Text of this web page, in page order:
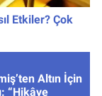
Etkiler? Çok
Altın İçin
“Hikâye